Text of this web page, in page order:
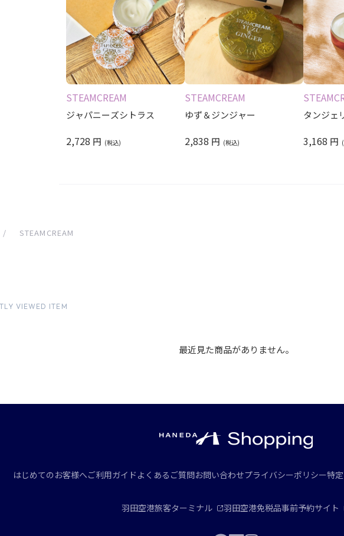
STEAMCREAM
ジャパニーズシトラス
2,728 円
STEAMCREAM
ゆず＆ジンジャー
2,838 円
タンジェ
3,168 円
/ STEAMCREAM
VIEWED ITEM
最近見た商品がありません。
はじめてのお客様へご利用ガイド よくあるご質問お問い合わせプライバシーポリシー特
羽田空港旅客ターミナル 羽田空港免税品事前予約サイト